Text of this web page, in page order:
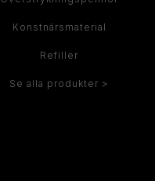
Konstnärsmaterial
Refiller
Se alla produkter >